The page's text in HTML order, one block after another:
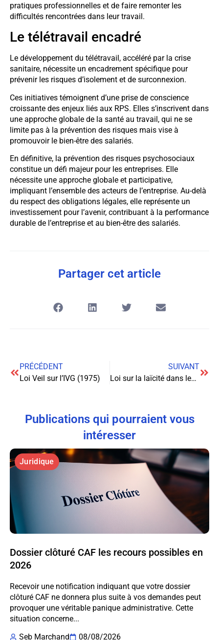
pratiques professionnelles et de faire remonter les
difficultés rencontrées dans leur travail.
Le télétravail encadré
Le développement du télétravail, accéléré par la crise
sanitaire, nécessite un encadrement spécifique pour
prévenir les risques d’isolement et de surconnexion.
Ces initiatives témoignent d’une prise de conscience
croissante des enjeux liés aux RPS. Elles s’inscrivent dans
une approche globale de la santé au travail, qui ne se
limite pas à la prévention des risques mais vise à
promouvoir le bien-être des salariés.
En définitive, la prévention des risques psychosociaux
constitue un défi majeur pour les entreprises. Elle
nécessite une approche globale et participative,
impliquant l’ensemble des acteurs de l’entreprise. Au-delà
du respect des obligations légales, elle représente un
investissement pour l’avenir, contribuant à la performance
durable de l’entreprise et au bien-être des salariés.
Partager cet article
PRÉCÉDENT
Loi Veil sur l’IVG (1975)
SUIVANT
Loi sur la laïcité dans les écoles (2004)
Publications qui pourraient vous
intéresser
Juridique
Dossier clôturé CAF les recours possibles en
2026
Recevoir une notification indiquant que votre dossier
clôturé CAF ne donnera plus suite à vos demandes peut
provoquer une véritable panique administrative. Cette
situation concerne...
Seb Marchand
08/08/2026